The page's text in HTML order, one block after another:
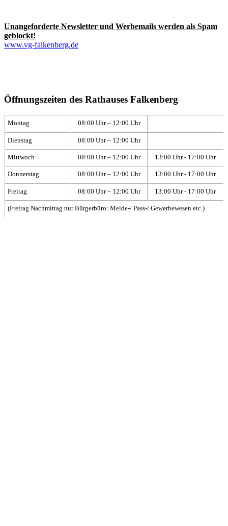
Unangeforderte Newsletter und Werbemails werden als Spam
geblockt!
www.vg-falkenberg.de
Öffnungszeiten des Rathauses Falkenberg
Montag 08:00 Uhr – 12:00 Uhr
Dienstag 08:00 Uhr – 12:00 Uhr
Mittwoch 08:00 Uhr – 12:00 Uhr 13:00 Uhr - 17:00 Uhr
Donnerstag 08:00 Uhr – 12:00 Uhr 13:00 Uhr - 17:00 Uhr
Freitag 08:00 Uhr – 12:00 Uhr 13:00 Uhr - 17:00 Uhr
(Freitag Nachmittag nur Bürgerbüro: Melde-/ Pass-/ Gewerbewesen etc.)